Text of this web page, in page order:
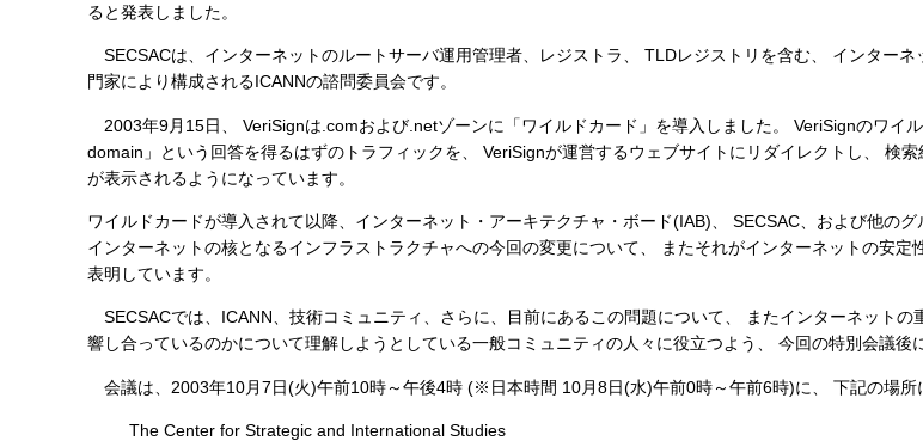
ると発表しました。
SECSACは、インターネットのルートサーバ運用管理者、レジストラ、 TLDレジストリを含む、 インターネ
門家により構成されるICANNの諮問委員会です。
2003年9月15日、 VeriSignは.comおよび.netゾーンに「ワイルドカード」を導入しました。 VeriSignのワイ
domain」という回答を得るはずのトラフィックを、 VeriSignが運営するウェブサイトにリダイレクトし、 検
が表示されるようになっています。
ワイルドカードが導入されて以降、インターネット・アーキテクチャ・ボード(IAB)、 SECSAC、および他のグ
インターネットの核となるインフラストラクチャへの今回の変更について、 またそれがインターネットの安定
表明しています。
SECSACでは、ICANN、技術コミュニティ、さらに、目前にあるこの問題について、 またインターネットの
響し合っているのかについて理解しようとしている一般コミュニティの人々に役立つよう、 今回の特別会議後
会議は、2003年10月7日(火)午前10時～午後4時 (※日本時間 10月8日(水)午前0時～午前6時)に、 下記の場所
The Center for Strategic and International Studies